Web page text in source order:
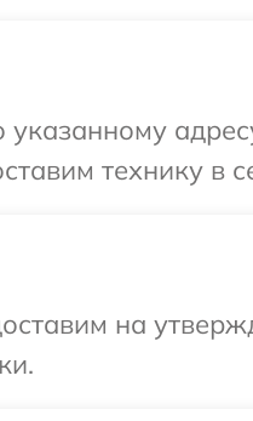
технику в
на